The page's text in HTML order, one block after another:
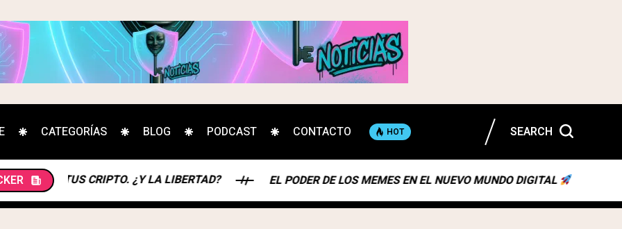
CATEGORÍAS BLOG PODCAST CONTACTO HOT SEARCH
TUS CRIPTO. ¿Y LA LIBERTAD? EL PODER DE LOS MEMES EN EL NUEVO MUNDO DIGITAL